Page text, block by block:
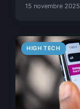
15 novembre 2025
HIGH TECH